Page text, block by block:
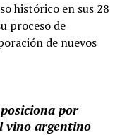
histórico en sus 28
proceso de
de nuevos
por
vino argentino